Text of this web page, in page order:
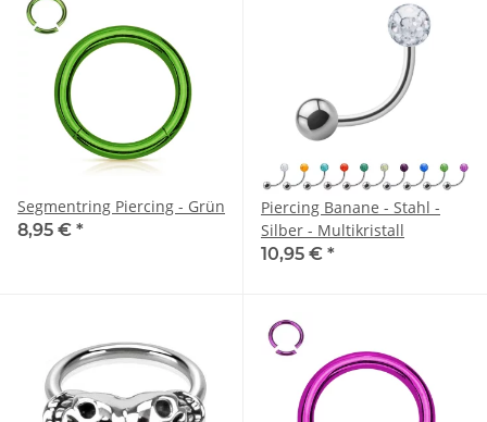
Segmentring Piercing - Grün
8,95 € *
Piercing Banane - Stahl -
Silber - Multikristall
10,95 € *